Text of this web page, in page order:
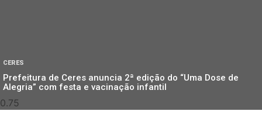
CERES
Prefeitura de Ceres anuncia 2ª edição do “Uma Dose de
Alegria” com festa e vacinação infantil